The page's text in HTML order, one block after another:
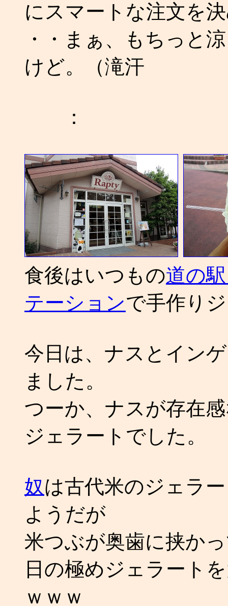
にスマートな注文を
・・まぁ、もちっと
けど。（滝汗
：
食後はいつもの道の
テーションで手作り
今日は、ナスとイン
ました。
つーか、ナスが存在
ジェラートでした。
奴は古代米のジェラ
ようだが
米つぶが奥歯に挟か
日の極めジェラート
ｗｗｗ